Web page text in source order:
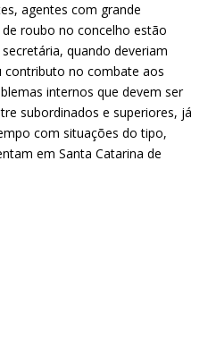
agentes com grande
roubo no concelho estão
quando deveriam
contributo no combate aos
internos que devem ser
subordinados e superiores, já
com situações do tipo,
em Santa Catarina de